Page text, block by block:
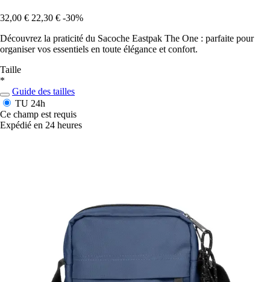
32,00 € 22,30 € -30%
Découvrez la praticité du Sacoche Eastpak The One : parfaite pour
organiser vos essentiels en toute élégance et confort.
Taille
*
Guide des tailles
TU 24h
Ce champ est requis
Expédié en 24 heures